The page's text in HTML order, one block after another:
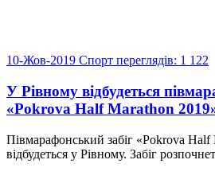
10-Жов-2019 Спорт переглядів: 1 122
У Рівному відбудеться
«Pokrova Half Marathon
Півмарафонський забіг «Pokrova
відбудеться у Рівному. Забіг